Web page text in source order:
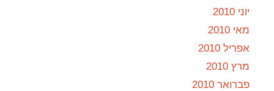
יוני 2010
מאי 2010
אפריל 2010
מרץ 2010
פברואר 2010